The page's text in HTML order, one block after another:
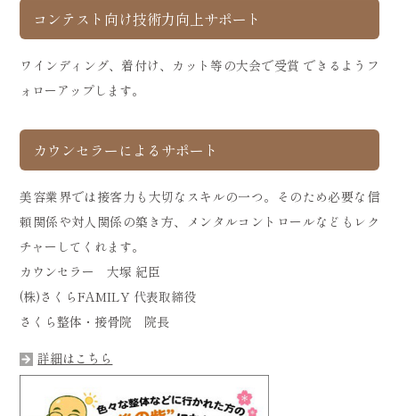
コンテスト向け技術力向上サポート
ワインディング、着付け、カット等の大会で受賞 できるようフ
ォローアップします。
カウンセラーによるサポート
美容業界では接客力も大切なスキルの一つ。そのため必要な信
頼関係や対人関係の築き方、メンタルコントロールなどもレク
チャーしてくれます。
カウンセラー 大塚 紀臣
(株)さくらFAMILY 代表取締役
さくら整体・接骨院 院長
詳細はこちら